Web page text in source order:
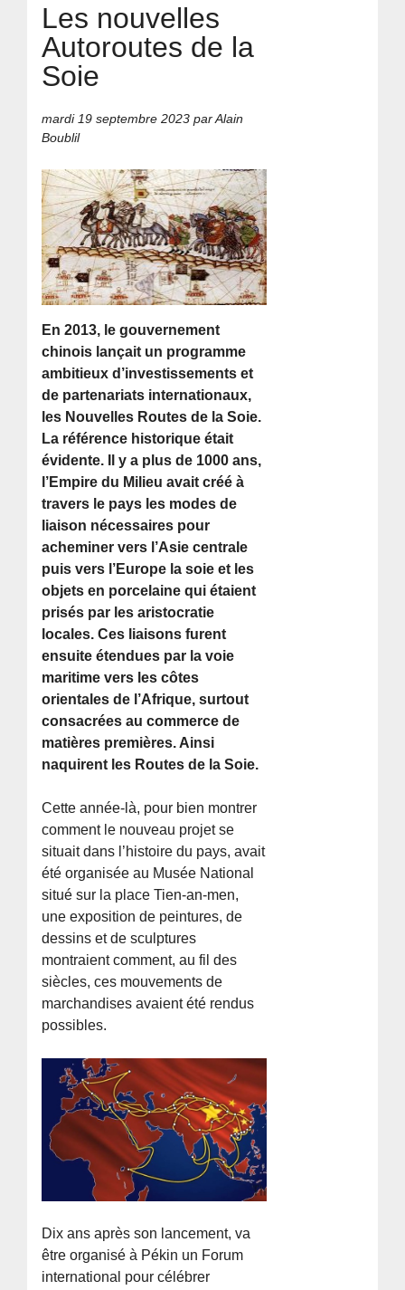
Les nouvelles
Autoroutes de la
Soie
mardi 19 septembre 2023 par Alain
Boublil
En 2013, le gouvernement
chinois lançait un programme
ambitieux d’investissements et
de partenariats internationaux,
les Nouvelles Routes de la Soie.
La référence historique était
évidente. Il y a plus de 1000 ans,
l’Empire du Milieu avait créé à
travers le pays les modes de
liaison nécessaires pour
acheminer vers l’Asie centrale
puis vers l’Europe la soie et les
objets en porcelaine qui étaient
prisés par les aristocratie
locales. Ces liaisons furent
ensuite étendues par la voie
maritime vers les côtes
orientales de l’Afrique, surtout
consacrées au commerce de
matières premières. Ainsi
naquirent les Routes de la Soie.
Cette année-là, pour bien montrer
comment le nouveau projet se
situait dans l’histoire du pays, avait
été organisée au Musée National
situé sur la place Tien-an-men,
une exposition de peintures, de
dessins et de sculptures
montraient comment, au fil des
siècles, ces mouvements de
marchandises avaient été rendus
possibles.
Dix ans après son lancement, va
être organisé à Pékin un Forum
international pour célébrer